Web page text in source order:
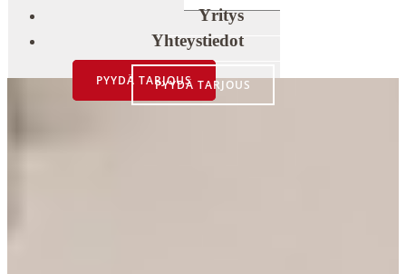
Yritys
Yhteystiedot
PYYDÄ TARJOUSPYYDÄ TARJOUS